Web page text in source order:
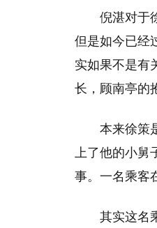
倪湛对于
但是如今已经
实如果不是有
长，顾南亭的
本来徐策
上了他的小舅
事。一名乘客
其实这名